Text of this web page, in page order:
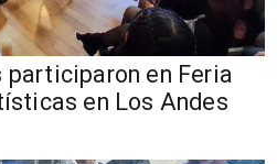
participaron en Feria
en Los Andes